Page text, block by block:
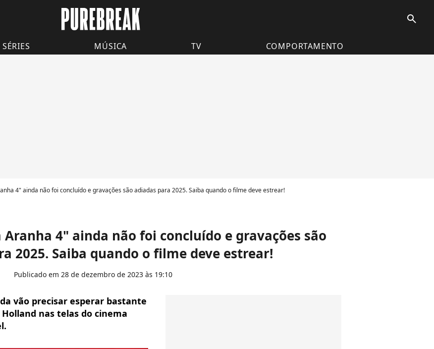
search
MÚSICA TV COMPORTAMENTO
4" ainda não foi concluído e gravações são adiadas para 2025. Saiba quando o filme deve estrear!
4" ainda não foi concluído e gravações são
2025. Saiba quando o filme deve estrear!
Publicado em 28 de dezembro de 2023 às 19:10
vão precisar esperar bastante
nas telas do cinema